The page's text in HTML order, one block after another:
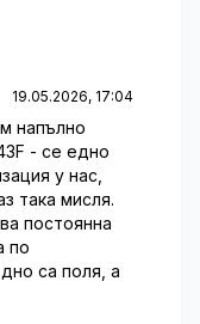
19.05.2026, 17:04
напълно
- се едно
у нас,
така мисля.
постоянна
по
са поля, а